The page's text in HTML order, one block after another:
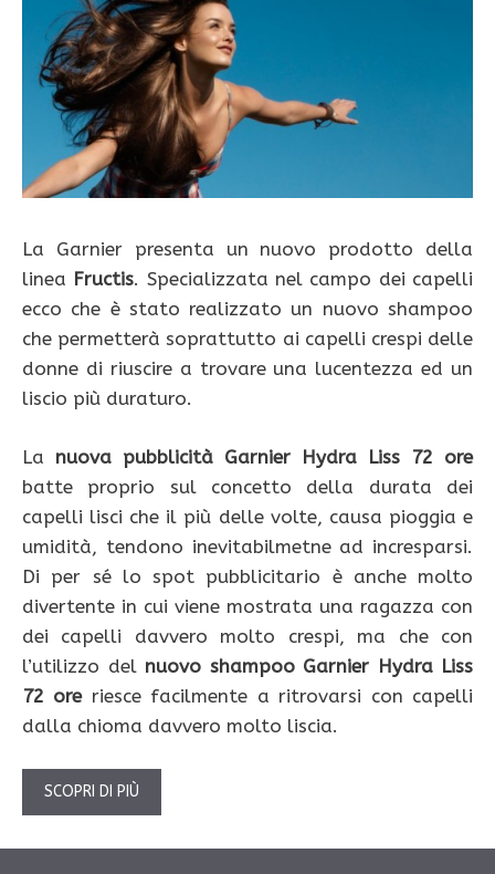
La Garnier presenta un nuovo prodotto della
linea Fructis. Specializzata nel campo dei capelli
ecco che è stato realizzato un nuovo shampoo
che permetterà soprattutto ai capelli crespi delle
donne di riuscire a trovare una lucentezza ed un
liscio più duraturo.
La nuova pubblicità Garnier Hydra Liss 72 ore
batte proprio sul concetto della durata dei
capelli lisci che il più delle volte, causa pioggia e
umidità, tendono inevitabilmetne ad incresparsi.
Di per sé lo spot pubblicitario è anche molto
divertente in cui viene mostrata una ragazza con
dei capelli davvero molto crespi, ma che con
l’utilizzo del nuovo shampoo Garnier Hydra Liss
72 ore riesce facilmente a ritrovarsi con capelli
dalla chioma davvero molto liscia.
SCOPRI DI PIÙ